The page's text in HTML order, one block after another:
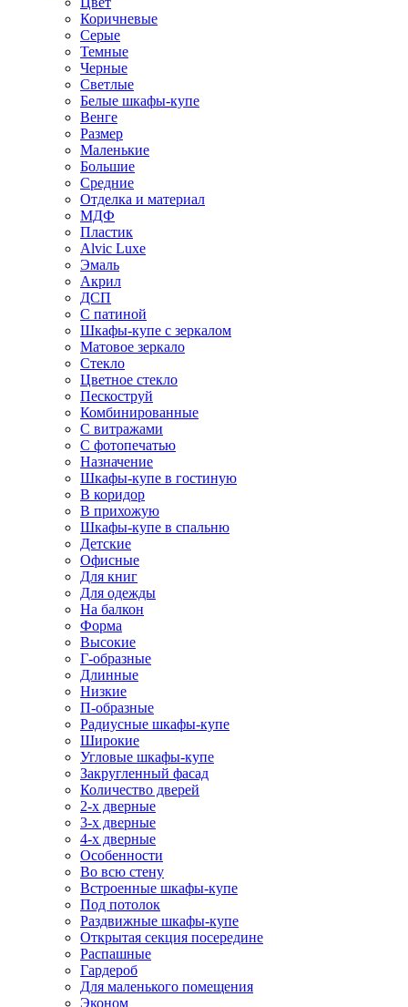
Коричневые
Серые
Темные
Черные
Светлые
Белые шкафы-купе
Венге
Размер
Маленькие
Большие
Средние
Отделка и материал
МДФ
Пластик
Alvic Luxe
Эмаль
Акрил
ДСП
С патиной
Шкафы-купе с зеркалом
Матовое зеркало
Стекло
Цветное стекло
Пескоструй
Комбинированные
С витражами
С фотопечатью
Назначение
Шкафы-купе в гостиную
В коридор
В прихожую
Шкафы-купе в спальню
Детские
Офисные
Для книг
Для одежды
На балкон
Форма
Высокие
Г-образные
Длинные
Низкие
П-образные
Радиусные шкафы-купе
Широкие
Угловые шкафы-купе
Закругленный фасад
Количество дверей
2-х дверные
3-х дверные
4-х дверные
Особенности
Во всю стену
Встроенные шкафы-купе
Под потолок
Раздвижные шкафы-купе
Открытая секция посередине
Распашные
Гардероб
Для маленького помещения
Эконом